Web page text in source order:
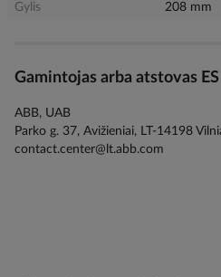
Gylis
208 mm
Gamintojas arba atstovas ES
ABB, UAB
Parko g. 37, Avižieniai, LT-14198
contact.center@lt.abb.com